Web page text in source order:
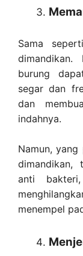
Sama
dimandikan.
burung
segar dan
dan
indahnya.
Namun,
dimandikan,
anti
menempel